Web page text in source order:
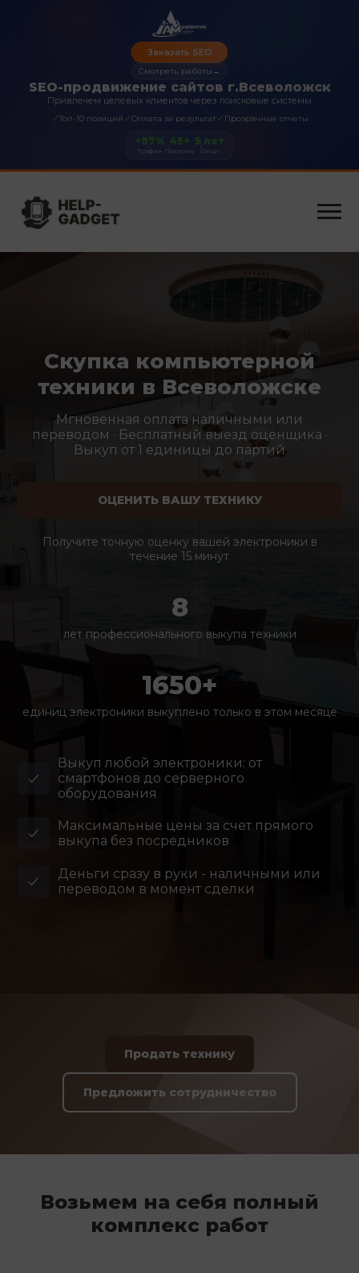
SEO-продвижение сайтов г.Всеволожск
Привлечем целевых клиентов через поисковые системы
✓Топ-10 позиций ✓Оплата за результат✓ Прозрачные отчеты
Заказать SEO
Смотреть работы →
+87%
Трафик
45+
Проекты
5 лет
Опыт
Скупка компьютерной
техники в Всеволожске
Мгновенная оплата наличными или
переводом · Бесплатный выезд оценщика ·
Выкуп от 1 единицы до партий
ОЦЕНИТЬ ВАШУ ТЕХНИКУ
Получите точную оценку вашей электроники в
течение 15 минут
8
лет профессионального выкупа техники
1650+
единиц электроники выкуплено только в этом месяце
Выкуп любой электроники: от
смартфонов до серверного
оборудования
Максимальные цены за счет прямого
выкупа без посредников
Деньги сразу в руки - наличными или
переводом в момент сделки
Продать технику
Предложить сотрудничество
Возьмем на себя полный
комплекс работ